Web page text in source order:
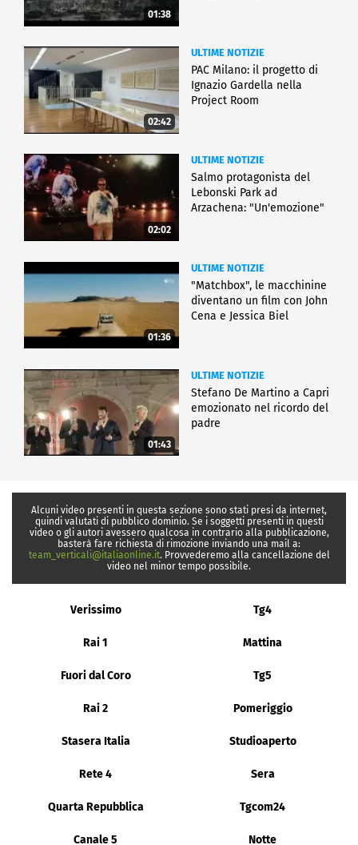
01:38
02:42
ULTIME NOTIZIE
PAC Milano: il progetto di
Ignazio Gardella nella
Project Room
02:02
ULTIME NOTIZIE
Salmo protagonista del
Lebonski Park ad
Arzachena: "Un'emozione"
01:36
ULTIME NOTIZIE
"Matchbox", le macchinine
diventano un film con John
Cena e Jessica Biel
01:43
ULTIME NOTIZIE
Stefano De Martino a Capri
emozionato nel ricordo del
padre
Alcuni video presenti in questa sezione sono stati presi da internet,
quindi valutati di pubblico dominio. Se i soggetti presenti in questi
video o gli autori avessero qualcosa in contrario alla pubblicazione,
basterà fare richiesta di rimozione inviando una mail a:
team_verticali@italiaonline.it. Provvederemo alla cancellazione del
video nel minor tempo possibile.
Verissimo Tg4
Rai 1 Mattina
Fuori dal Coro Tg5
Rai 2 Pomeriggio
Stasera Italia Studioaperto
Rete 4 Sera
Quarta Repubblica Tgcom24
Canale 5 Notte